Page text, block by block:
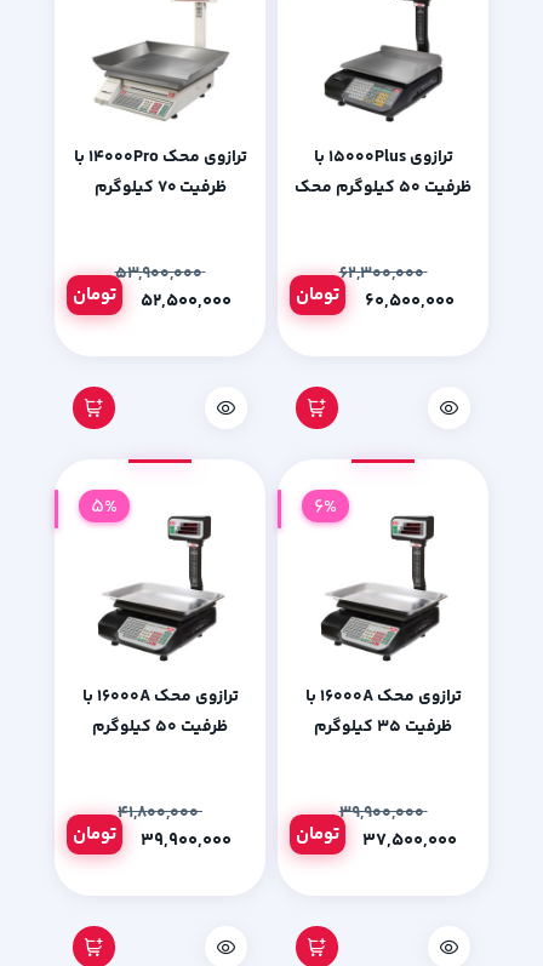
ترازوی 15000Plus با
ظرفیت 50 کیلوگرم محک
۶۲,۳۰۰,۰۰۰
تومان
ترازوی محک 14000Pro با
ظرفیت 70 کیلوگرم
۵۳,۹۰۰,۰۰۰
تومان
ترازوی محک 16000A با
ظرفیت 35 کیلوگرم
۳۹,۹۰۰,۰۰۰
تومان
6%
ترازوی محک 16000A با
ظرفیت 50 کیلوگرم
۴۱,۸۰۰,۰۰۰
تومان
5%